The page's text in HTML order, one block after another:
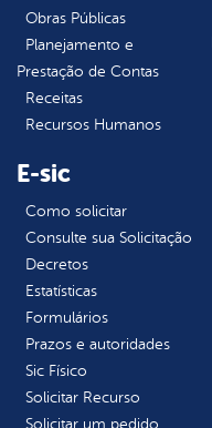
Obras Públicas
Planejamento e
Prestação de Contas
Receitas
Recursos Humanos
E-sic
Como solicitar
Consulte sua Solicitação
Decretos
Estatísticas
Formulários
Prazos e autoridades
Sic Físico
Solicitar Recurso
Solicitar um pedido